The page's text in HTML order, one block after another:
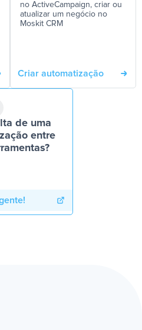
no ActiveCampaign, criar ou
atualizar um negócio no
Moskit CRM
Criar automatização
de uma
entre